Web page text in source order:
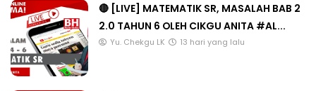
🔴 [LIVE] MATEMATIK SR, MASALAH BAB 2
2.0 TAHUN 6 OLEH CIKGU ANITA #AL...
Yu. Chekgu LK 13 hari yang lalu